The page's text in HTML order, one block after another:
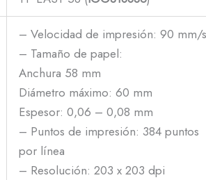
– Velocidad de impresión: 90 mm/s
– Tamaño de papel:
Anchura 58 mm
Diámetro máximo: 60 mm
Espesor: 0,06 – 0,08 mm
– Puntos de impresión: 384 puntos
por línea
– Resolución: 203 x 203 dpi